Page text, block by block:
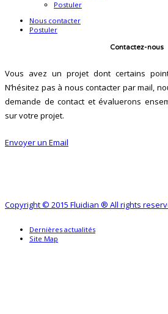
Postuler
Nous contacter
Postuler
Contactez-nous
Vous avez un projet dont certains
N’hésitez pas à nous contacter par mail,
demande de contact et évaluerons
sur votre projet.
Envoyer un Email
Copyright © 2015 Fluidian ® All rights
Dernières actualités
Site Map